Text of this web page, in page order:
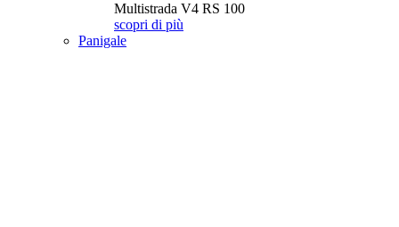
Multistrada V4 RS 100
scopri di più
Panigale